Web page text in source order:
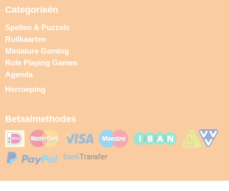
Categorieën
Spellen & Puzzels
Ruilkaarten
Miniature Gaming
Role Playing Games
Agenda
Herroeping
Betaalmethodes